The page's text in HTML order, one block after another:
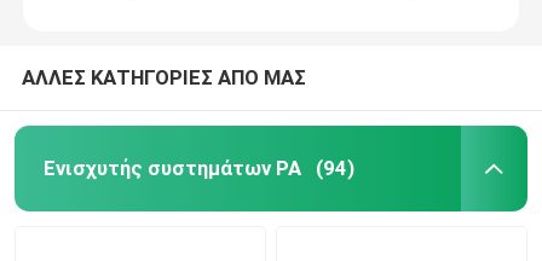
ΑΛΛΕΣ ΚΑΤΗΓΟΡΙΕΣ ΑΠΟ ΜΑΣ
Ενισχυτής συστημάτων PA (94)